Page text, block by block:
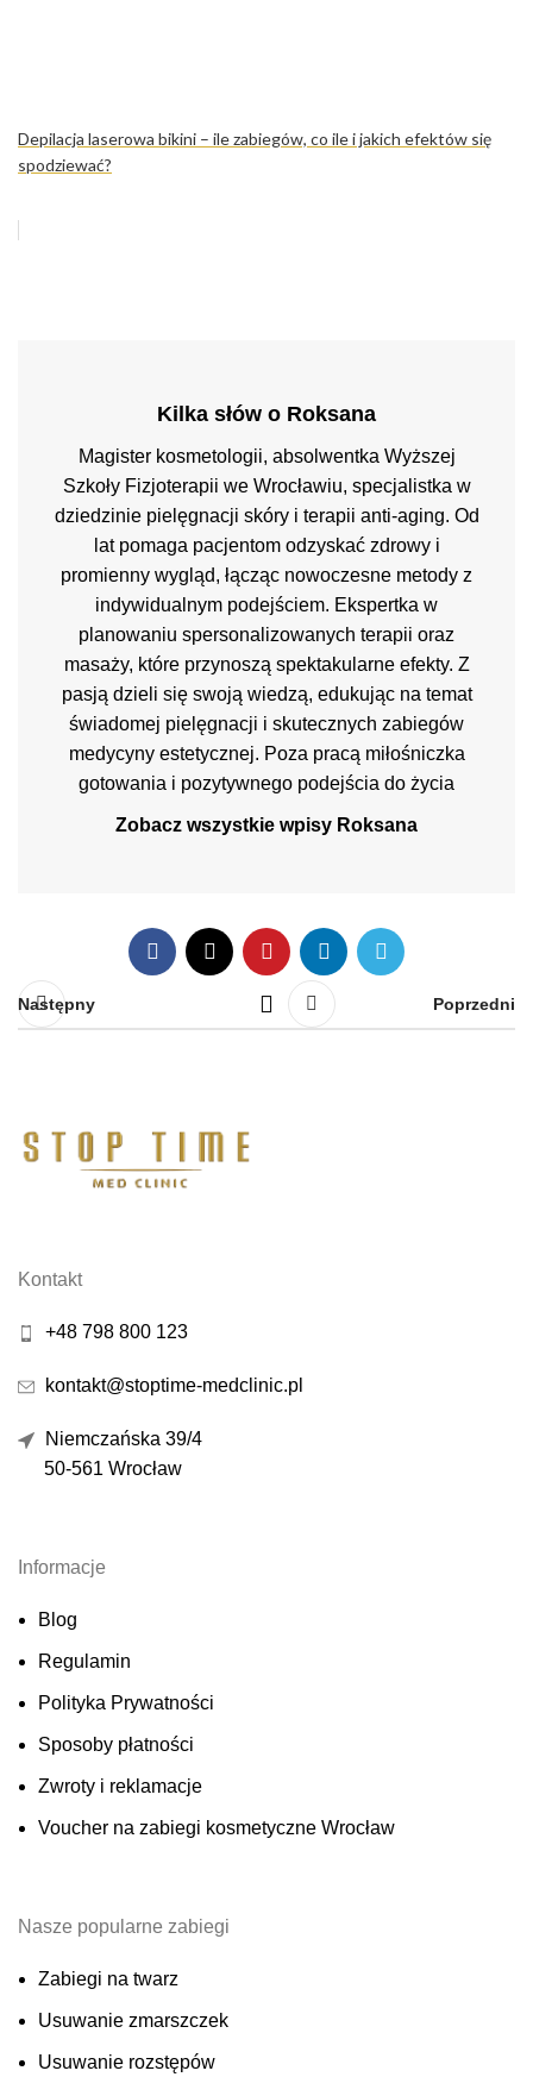
Depilacja laserowa bikini – ile zabiegów, co ile i jakich efektów się
spodziewać?
Kilka słów o Roksana
Magister kosmetologii, absolwentka Wyższej
Szkoły Fizjoterapii we Wrocławiu, specjalistka w
dziedzinie pielęgnacji skóry i terapii anti-aging. Od
lat pomaga pacjentom odzyskać zdrowy i
promienny wygląd, łącząc nowoczesne metody z
indywidualnym podejściem. Ekspertka w
planowaniu spersonalizowanych terapii oraz
masaży, które przynoszą spektakularne efekty. Z
pasją dzieli się swoją wiedzą, edukując na temat
świadomej pielęgnacji i skutecznych zabiegów
medycyny estetycznej. Poza pracą miłośniczka
gotowania i pozytywnego podejścia do życia
Zobacz wszystkie wpisy Roksana
Następny Poprzedni
Kontakt
+48 798 800 123
kontakt@stoptime-medclinic.pl
Niemczańska 39/4
50-561 Wrocław
Informacje
Blog
Regulamin
Polityka Prywatności
Sposoby płatności
Zwroty i reklamacje
Voucher na zabiegi kosmetyczne Wrocław
Nasze popularne zabiegi
Zabiegi na twarz
Usuwanie zmarszczek
Usuwanie rozstępów